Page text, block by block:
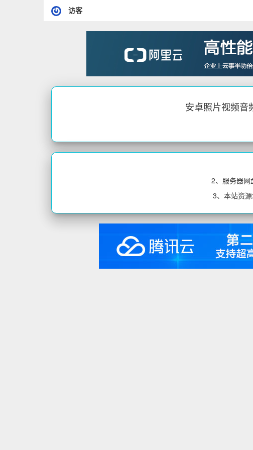
访客
安卓照片视频音
2、服务器网
3、本站资